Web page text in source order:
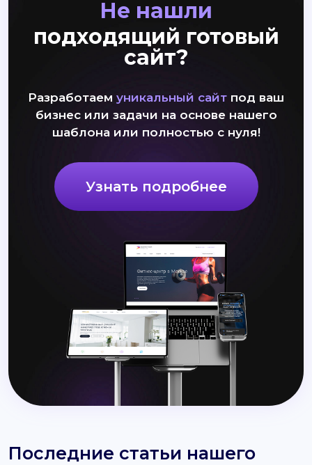
Не нашли
подходящий готовый
сайт?
Разработаем уникальный сайт под ваш
бизнес или задачи на основе нашего
шаблона или полностью с нуля!
Узнать подробнее
Последние статьи нашего